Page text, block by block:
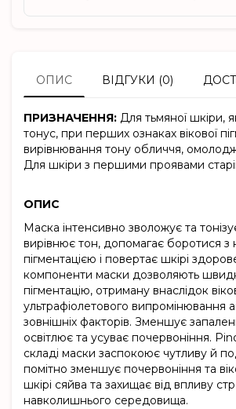
ОПИС ВІДГУКИ (0)
ПРИЗНАЧЕННЯ: Для тьмяної шкіри,
тонус, при перших ознаках вікової
вирівнювання тону обличчя,
Для шкіри з першими проявами
ОПИС
Маска інтенсивно зволожує та
вирівнює тон, допомагає боротися
пігментацією і повертає шкірі
компоненти маски дозволяють
пігментацію, отриману внаслідок
ультрафіолетового випромінювання
зовнішніх факторів. Зменшує
освітлює та усуває почервоніння.
складі маски заспокоює чутливу й
помітно зменшує почервоніння та
шкірі сяйва та захищає від впливу
навколишнього середовища.